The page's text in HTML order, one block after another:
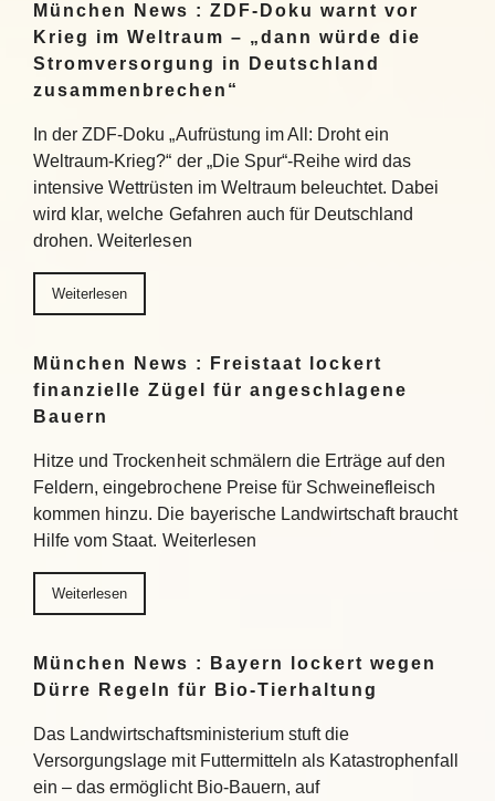
München News : ZDF-Doku warnt vor
Krieg im Weltraum – „dann würde die
Stromversorgung in Deutschland
zusammenbrechen“
In der ZDF-Doku „Aufrüstung im All: Droht ein
Weltraum-Krieg?“ der „Die Spur“-Reihe wird das
intensive Wettrüsten im Weltraum beleuchtet. Dabei
wird klar, welche Gefahren auch für Deutschland
drohen. Weiterlesen
Weiterlesen
München News : Freistaat lockert
finanzielle Zügel für angeschlagene
Bauern
Hitze und Trockenheit schmälern die Erträge auf den
Feldern, eingebrochene Preise für Schweinefleisch
kommen hinzu. Die bayerische Landwirtschaft braucht
Hilfe vom Staat. Weiterlesen
Weiterlesen
München News : Bayern lockert wegen
Dürre Regeln für Bio-Tierhaltung
Das Landwirtschaftsministerium stuft die
Versorgungslage mit Futtermitteln als Katastrophenfall
ein – das ermöglicht Bio-Bauern, auf